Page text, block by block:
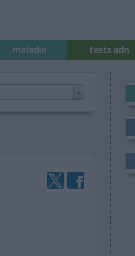
maladie tests adn